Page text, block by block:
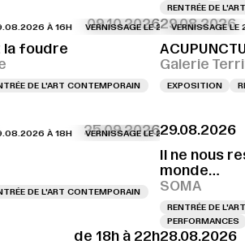
RENTRÉE DE
LE 29.08.2026 À 15H VERNISSAGE LE
09.10.2026
À 16H VERNISSAGE LE 29.08.2026 À 16H
la foudre
DE L'ART CONTEMPORAIN
29.08.2026
VERNISSAGE LE
Galerie
EXPOSITION
25.09.2026
À 18H VERNISSAGE LE 29.08.2026 À 18H
DE L'ART CONTEMPORAIN
29.08.2026
Il ne nous
monde…
SOMA
RENTRÉE DE
PERFORMANCES
de 18h à 22h28.08.2026